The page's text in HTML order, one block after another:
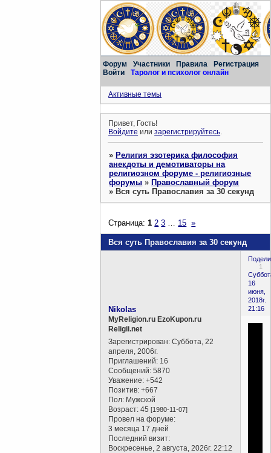
Форум Участники Правила
Регистрация
Войти
Таролог и психолог онлайн
Активные темы
Привет, Гость!
Войдите илизарегистрируйтесь.
»Религия эзотерика философия
анекдоты и демотиваторы на
религиозном форуме - религиозные
форумы »Православный форум
»Вся суть Православия за 30 секунд
Вся суть Православия за 30 секунд
Страница:1 2 3 15 »
1
16
июня,
2018г.
21:16
Nikolas
MyReligion.ru EzoKupon.ru
Religii.net
Зарегистрирован: Суббота, 22
апреля, 2006г.
Приглашений: 16
Сообщений: 5870
Уважение: +542
Позитив: +667
Пол: Мужской
Возраст: 45[1980-11-07]
Провел на форуме:
3 месяца 17 дней
Последний визит:
Воскресенье, 2 августа, 2026г. 22:12